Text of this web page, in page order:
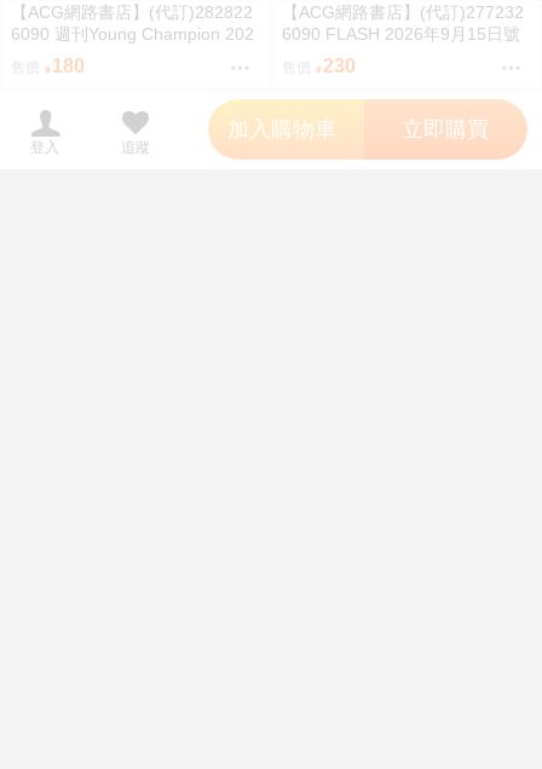
【ACG網路書店】(代訂)282822
6090 週刊Young Champion 202
6年9月8日號
售價 180
【ACG網路書店】(代訂)277232
6090 FLASH 2026年9月15日號
售價 230
登入 追蹤
加入購物車 立即購買